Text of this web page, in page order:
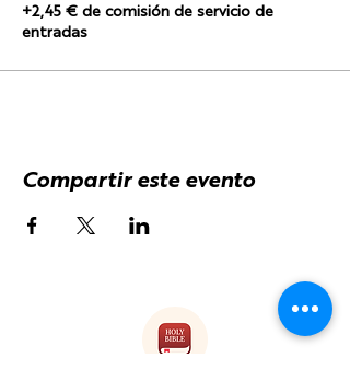
+2,45 € de comisión de servicio de
entradas
Compartir este evento